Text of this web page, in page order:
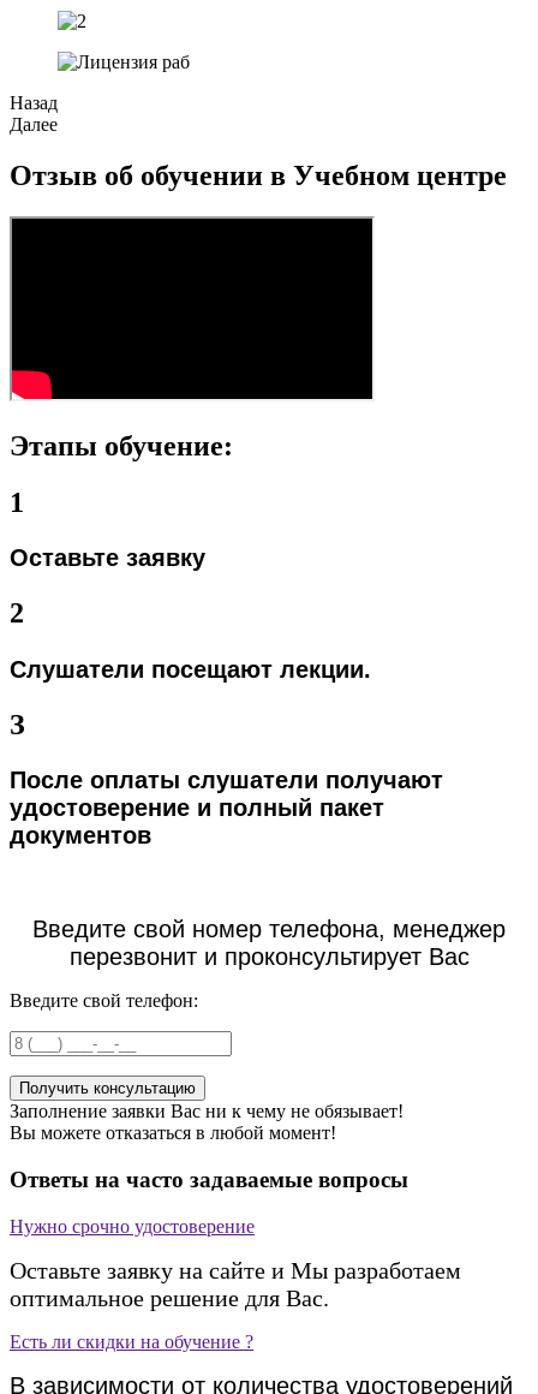
Назад
Далее
Отзыв об обучении в Учебном центре
Этапы обучение:
1
Оставьте заявку
2
Слушатели посещают лекции.
З
После оплаты слушатели получают
удостоверение и полный пакет
документов
Введите свой номер телефона, менеджер
перезвонит и проконсультирует Вас
Введите свой телефон:
Заполнение заявки Вас ни к чему не обязывает!
Вы можете отказаться в любой момент!
Ответы на часто задаваемые вопросы
Нужно срочно удостоверение
Оставьте заявку на сайте и Мы разработаем
оптимальное решение для Вас.
Есть ли скидки на обучение ?
В зависимости от количества удостоверений